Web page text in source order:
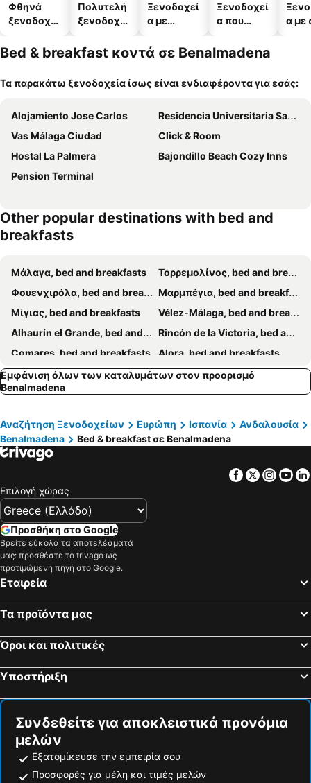
Φθηνά
ξενοδοχεί
Πολυτελή
ξενοδοχεί
Ξενοδοχεί
α με
Ξενοδοχεί
α που
κατοικίδι
α με
Bed & breakfast κοντά σε Benalmadena
Τα παρακάτω ξενοδοχεία ίσως είναι ενδιαφέροντα για εσάς:
Alojamiento Jose Carlos
Residencia Universitaria Santa Paula
Vas Málaga Ciudad
Click & Room
Hostal La Palmera
Bajondillo Beach Cozy Inns
Pension Terminal
Other popular destinations with bed and
breakfasts
Μάλαγα, bed and breakfasts
Τορρεμολίνος, bed and breakfasts
Φουενχιρόλα, bed and breakfasts
Μαρμπέγια, bed and breakfasts
Μίγιας, bed and breakfasts
Vélez-Málaga, bed and breakfasts
Alhaurín el Grande, bed and breakfasts
Rincón de la Victoria, bed and breakfasts
Comares, bed and breakfasts
Alora, bed and breakfasts
Antequera, bed and breakfasts
Cártama, bed and breakfasts
Coín, bed and breakfasts
Alhaurín de la Torre, bed and breakfasts
Carratraca, bed and breakfasts
Benahavis, bed and breakfasts
Ojén, bed and breakfasts
Colmenar, bed and breakfasts
Pizarra, bed and breakfasts
Villanueva del Rosario, bed and breakfasts
Casarabonela, bed and breakfasts
Valle de Abdalajís, bed and breakfasts
Εμφάνιση όλων των καταλυμάτων στον προορισμό
Benalmadena
Αναζήτηση Ξενοδοχείων Ευρώπη Ισπανία
Ανδαλουσία
Benalmadena
Bed & breakfast σε Benalmadena
Facebook
Twitter
Επιλογή χώρας
Προσθήκη στο Google
Βρείτε εύκολα τα αποτελέσματά
μας: προσθέστε το trivago ως
προτιμώμενη πηγή στο Google.
Εταιρεία
Τα προϊόντα μας
Όροι και πολιτικές
Υποστήριξη
Συνδεθείτε για αποκλειστικά προνόμια
μελών
Εξατομίκευσε την εμπειρία σου
Προσφορές για μέλη και τιμές μελών